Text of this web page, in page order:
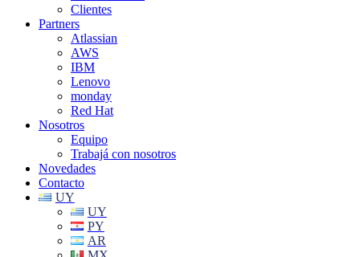
Clientes
Partners
Atlassian
AWS
IBM
Lenovo
monday
Red Hat
Nosotros
Equipo
Trabajá con nosotros
Novedades
Contacto
UY
UY
PY
AR